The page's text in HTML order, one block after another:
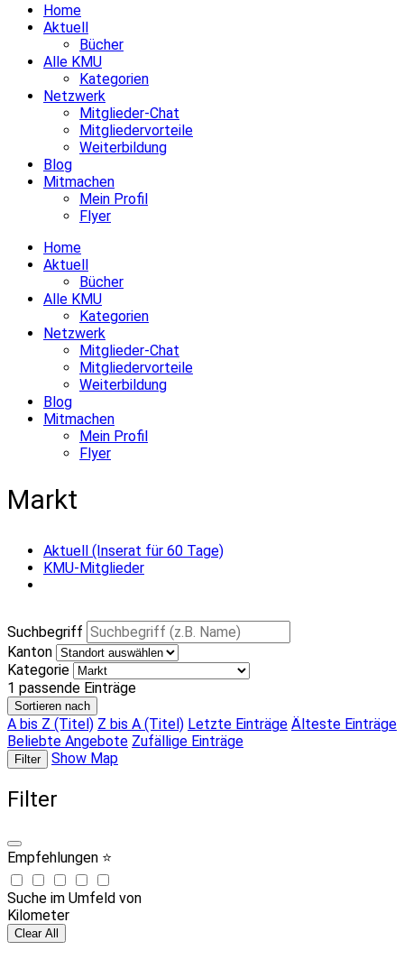
Home
Aktuell
Bücher
Alle KMU
Kategorien
Netzwerk
Mitglieder-Chat
Mitgliedervorteile
Weiterbildung
Blog
Mitmachen
Mein Profil
Flyer
Home
Aktuell
Bücher
Alle KMU
Kategorien
Netzwerk
Mitglieder-Chat
Mitgliedervorteile
Weiterbildung
Blog
Mitmachen
Mein Profil
Flyer
Markt
Aktuell (Inserat für 60 Tage)
KMU-Mitglieder
Suchbegriff
Kanton
Kategorie
1 passende Einträge
Sortieren nach
A bis Z (Titel) Z bis A (Titel) Letzte Einträge Älteste Einträge
Beliebte Angebote Zufällige Einträge
Filter Show Map
Filter
Empfehlungen ⭐
Suche im Umfeld von
Kilometer
Clear All